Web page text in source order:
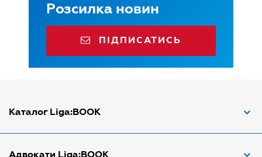
Розсилка новин
ПІДПИСАТИСЬ
Каталог Liga:BOOK
Адвокати Liga:BOOK